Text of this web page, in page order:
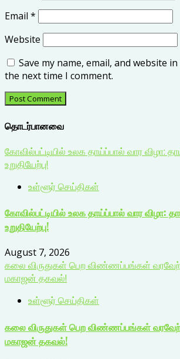
Email *
Website
Save my name, email, and website
the next time I comment.
தொடர்பானவை
கோவில்பட்டியில் உலக தாய்ப்பால் வார விழா:
உறுதியேற்பு!
உள்ளூர் செய்திகள்
கோவில்பட்டியில் உலக தாய்ப்பால் வார விழா:
உறுதியேற்பு!
August 7, 2026
கலை விருதுகள் பெற விண்ணப்பங்கள்
மகாஜன் தகவல்!
உள்ளூர் செய்திகள்
கலை விருதுகள் பெற விண்ணப்பங்கள்
மகாஜன் தகவல்!